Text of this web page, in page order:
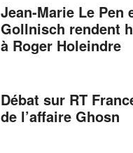
Jean-Marie Le Pen
Gollnisch rendent
à Roger Holeindre
Débat sur RT
de l’affaire Ghosn